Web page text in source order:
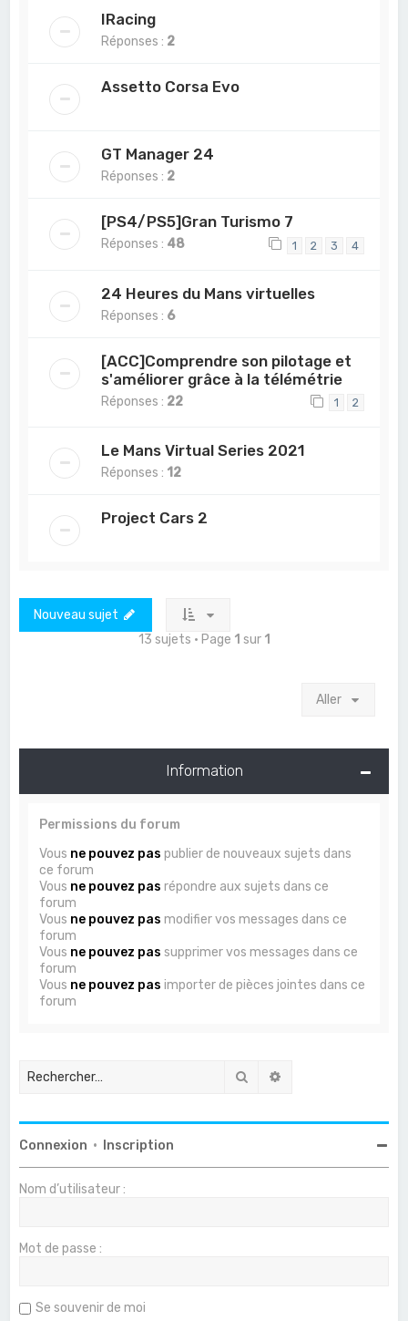
IRacing
Réponses : 2
Assetto Corsa Evo
GT Manager 24
Réponses : 2
[PS4/PS5]Gran Turismo 7
Réponses : 48 1 2 3 4
24 Heures du Mans virtuelles
Réponses : 6
[ACC]Comprendre son pilotage et
s'améliorer grâce à la télémétrie
Réponses : 22 1 2
Le Mans Virtual Series 2021
Réponses : 12
Project Cars 2
Nouveau sujet
13 sujets • Page 1 sur 1
Aller
Information
Permissions du forum
Vous ne pouvez pas publier de nouveaux sujets dans
ce forum
Vous ne pouvez pas répondre aux sujets dans ce
forum
Vous ne pouvez pas modifier vos messages dans ce
forum
Vous ne pouvez pas supprimer vos messages dans ce
forum
Vous ne pouvez pas importer de pièces jointes dans ce
forum
Rechercher
Connexion • Inscription
Nom d’utilisateur :
Mot de passe :
Se souvenir de moi